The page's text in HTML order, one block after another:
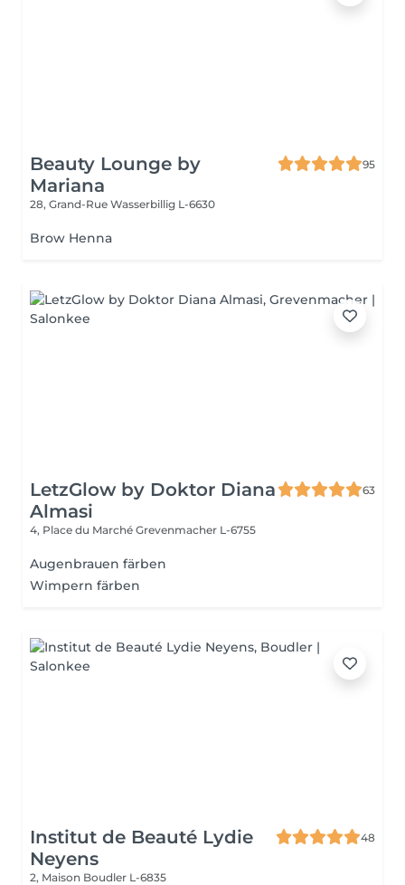
Beauty Lounge by
Mariana
95
28, Grand-Rue Wasserbillig L-6630
Brow Henna
LetzGlow by Doktor Diana
Almasi
63
4, Place du Marché Grevenmacher L-6755
Augenbrauen färben
Wimpern färben
Institut de Beauté Lydie
Neyens
48
2, Maison Boudler L-6835